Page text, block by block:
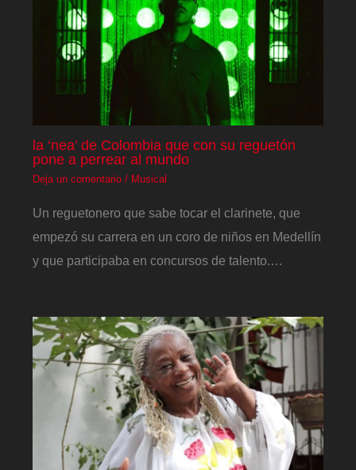
la ‘nea’ de Colombia que con su reguetón
pone a perrear al mundo
Deja un comentario / Musical
Un reguetonero que sabe tocar el clarinete, que
empezó su carrera en un coro de niños en Medellín
y que participaba en concursos de talento.…